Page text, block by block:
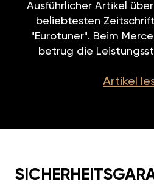
Ausführlicher Artikel
beliebtesten
"Eurotuner". Beim
betrug die
Artikel